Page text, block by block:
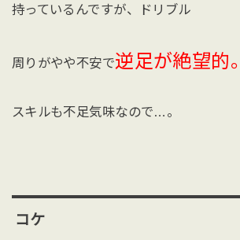
持っているんですが、ドリブル
周りがやや不安で逆足が絶望的。
スキルも不足気味なので…。
コケ